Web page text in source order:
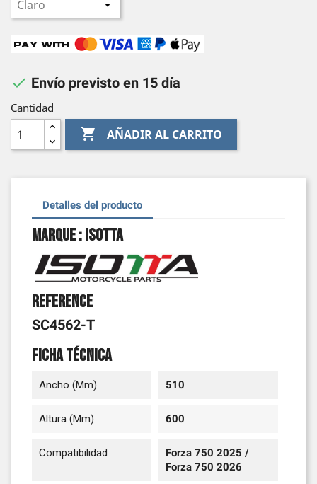
 Envío previsto en 15 día
Cantidad
 AÑADIR AL CARRITO
Detalles del producto
Marque : Isotta
Reference
SC4562-T
Ficha técnica
Ancho (mm) 510
Altura (mm) 600
Compatibilidad
Forza 750 2025 /
Forza 750 2026